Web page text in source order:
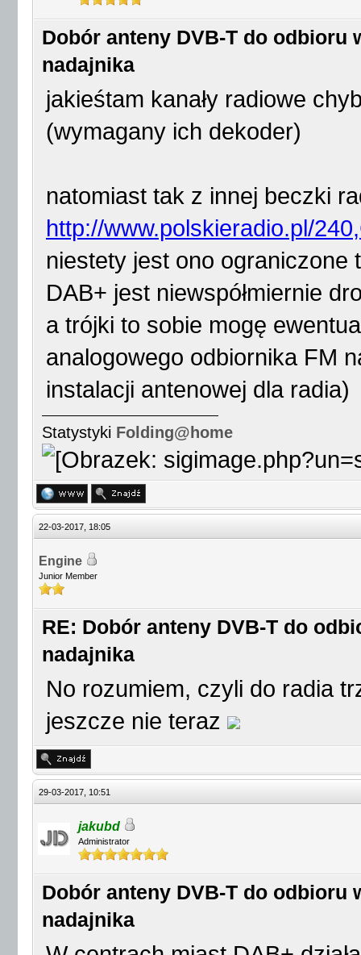
Dobór anteny DVB-T do
nadajnika
jakieśtam kanały radiowe
(wymagany ich dekoder)
natomiast tak z innej beczki
http://www.polskieradio.pl/
niestety jest ono
DAB+ jest niewspółmiernie
a trójki to sobie mogę
analogowego odbiornika FM
instalacji antenowej dla radia)
Statystyki Folding@home
22-03-2017, 18:05
Engine
Junior Member
RE: Dobór anteny DVB-T do
nadajnika
No rozumiem, czyli do radia
jeszcze nie teraz
29-03-2017, 10:51
jakubd
Administrator
Dobór anteny DVB-T do
nadajnika